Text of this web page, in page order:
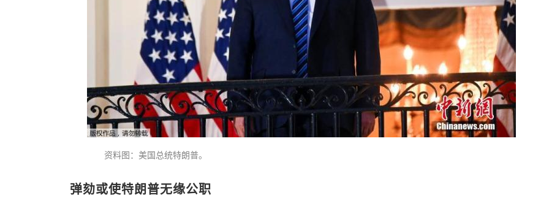
资料图：美国总统特朗普。
弹劾或使特朗普无缘公职